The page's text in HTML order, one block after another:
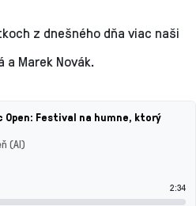
z dnešného dňa viac naši
Marek Novák.
Open: Festival na humne, ktorý
(AI)
2:34